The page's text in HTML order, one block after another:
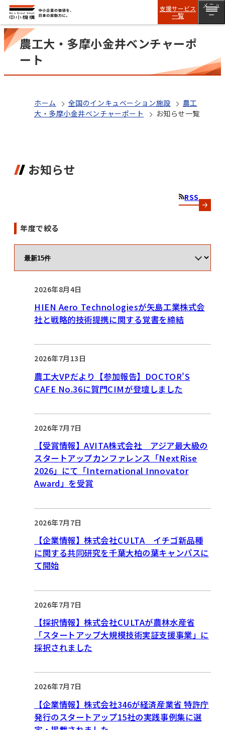
支援サービス
一覧
メニュ
ー
農工大・多摩小金井ベンチャーポ
ート
ホーム 全国のインキュベーション施設
農工
大・多摩小金井ベンチャーポート
お知らせ一覧
お知らせ
RSS
年度で絞る
2026年8月4日
HIEN Aero Technologiesが矢島工業株式会
社と戦略的技術提携に関する覚書を締結
2026年7月13日
農工大VPだより【参加報告】DOCTOR'S
CAFE No.36に賀門CIMが登壇しました
2026年7月7日
【受賞情報】AVITA株式会社 アジア最大級の
スタートアップカンファレンス「NextRise
2026」にて「International Innovator
Award」を受賞
2026年7月7日
【企業情報】株式会社CULTA イチゴ新品種
に関する共同研究を千葉大柏の葉キャンパスに
て開始
2026年7月7日
【採択情報】株式会社CULTAが農林水産省
「スタートアップ大規模技術実証支援事業」に
採択されました
2026年7月7日
【企業情報】株式会社346が経済産業省 特許庁
発行のスタートアップ15社の実践事例集に選